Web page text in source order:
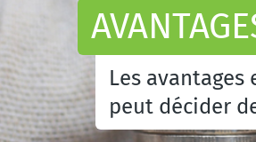
Les
peut décider